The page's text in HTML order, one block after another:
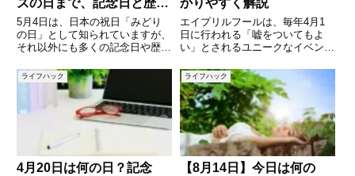
ズの日まで、記念日と歴史
を紐解く
5月4日は、日本の祝日「みどり
の日」として知られていますが、
それ以外にも多くの記念日や歴史
事では、5月4日にまつわるさま
ざまな記念日や行事、歴史的背景
を紹介し、その意義や魅力を掘り
下げていきます。 (adsby
かりやすく解説
エイプリルフールは、毎年4月1
日に行われる「嘘をついてもよ
い」とされるユニークなイベント
すが、その由来や正しい楽しみ方
を知らない方も多いのではないで
しょうか。この記事では、エイプ
リルフールの起源や意味、守るべ
き
ライフハック
4月20日は何の日？記念
ライフハック
【8月14日】今日は何の